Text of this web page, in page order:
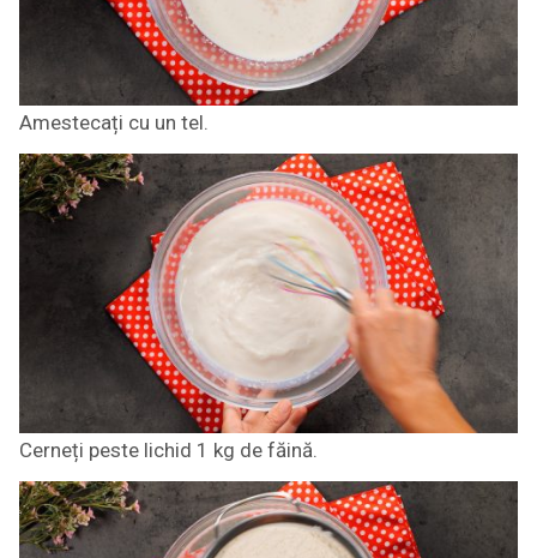
Amestecați cu un tel.
Cerneți peste lichid 1 kg de făină.